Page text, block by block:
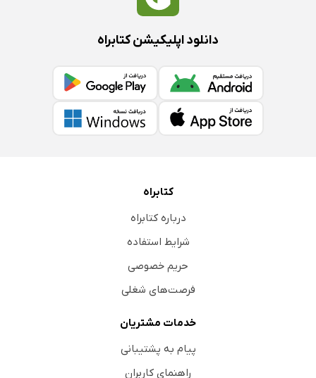
دانلود اپلیکیشن کتابراه
کتابراه
درباره کتابراه
شرایط استفاده
حریم خصوصی
فرصت‌های شغلی
خدمات مشتریان
پیام به پشتیبانی
راهنمای کاربران